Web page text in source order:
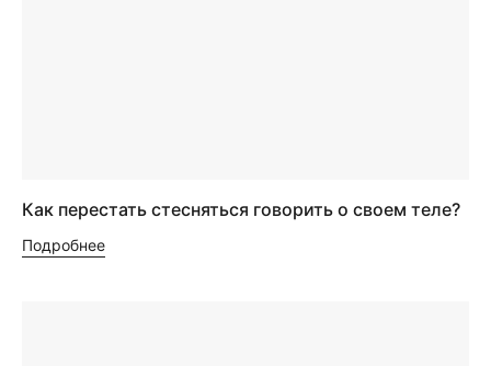
Как перестать стесняться говорить о своем теле?
Подробнее